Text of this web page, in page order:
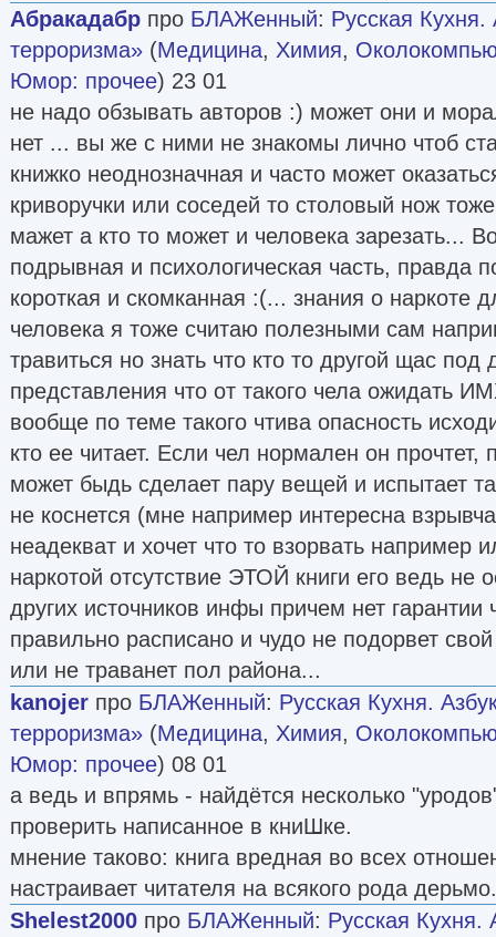
Абракадабр про БЛАЖенный: Русская
терроризма» (Медицина, Химия,
Юмор: прочее) 23 01
не надо обзывать авторов :) может они и
нет ... вы же с ними не знакомы лично чтоб
книжко неоднозначная и часто может
криворучки или соседей то столовый нож
мажет а кто то может и человека зарезать...
подрывная и психологическая часть, правда
короткая и скомканная :(... знания о наркоте
человека я тоже считаю полезными сам
травиться но знать что кто то другой щас под
представления что от такого чела ожидать
вообще по теме такого чтива опасность
кто ее читает. Если чел нормален он прочтет,
может быдь сделает пару вещей и испытает
не коснется (мне например интересна
неадекват и хочет что то взорвать например
наркотой отсутствие ЭТОЙ книги его ведь не
других источников инфы причем нет гарантии
правильно расписано и чудо не подорвет
или не траванет пол района...
kanojer про БЛАЖенный: Русская Кухня.
терроризма» (Медицина, Химия,
Юмор: прочее) 08 01
а ведь и впрямь - найдётся несколько
проверить написанное в книШке.
мнение таково: книга вредная во всех
настраивает читателя на всякого рода дерьмо.
Shelest2000 про БЛАЖенный: Русская Кухня.